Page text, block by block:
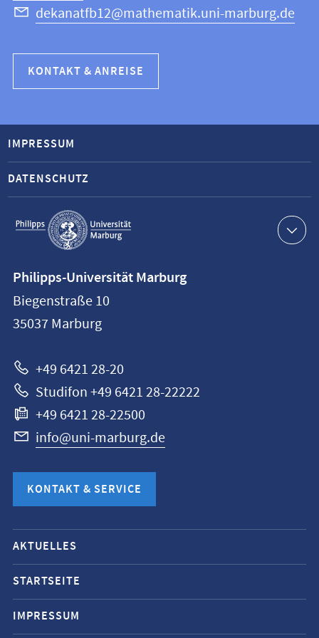
dekanatfb12@mathematik.uni-marburg.de
KONTAKT & ANREISE
Service-
Navigation
IMPRESSUM
DATENSCHUTZ
Philipps-
Universität
Marburg
Philipps-Universität Marburg
Biegenstraße 10
35037 Marburg
+49 6421 28-20
Studifon +49 6421 28-22222
+49 6421 28-22500
info@uni-marburg.de
KONTAKT & SERVICE
Mobile-
Service-
Navigation
und
Social
AKTUELLES
STARTSEITE
IMPRESSUM